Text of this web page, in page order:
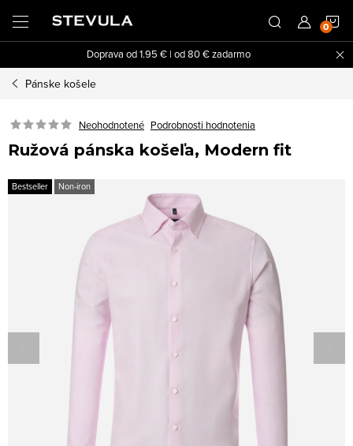
obsah
Doprava od 1.95 € | od 80 € zadarmo
Pánske košele
Neohodnotené Podrobnosti hodnotenia
Ružová pánska košeľa, Modern fit
Bestseller Non-iron